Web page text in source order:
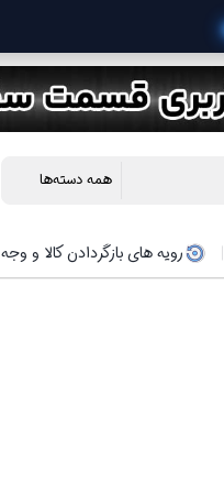
رویه های بازگردادن کالا و وجه